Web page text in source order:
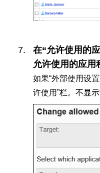
在“允许使用的
允许使用的应用
如果“外部使用设
许使用”栏。不显示